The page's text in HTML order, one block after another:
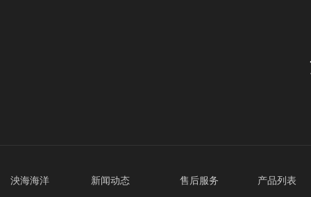
泱海海洋 新闻动态 售后服务 产品列表